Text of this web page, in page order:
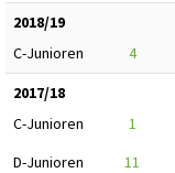
2018/19
C-Junioren
4
2017/18
C-Junioren
1
D-Junioren
11